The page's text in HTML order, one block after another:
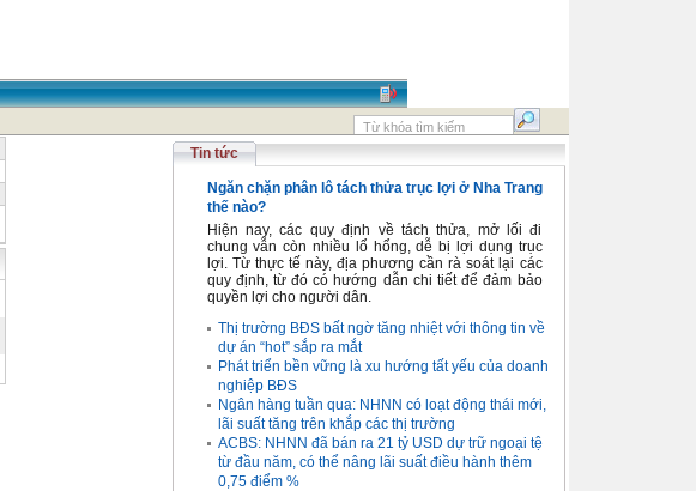
Tin tức
Ngăn chặn phân lô tách thửa trục lợi ở Nha Trang
thế nào?
Hiện nay, các quy định về tách thửa, mở lối đi
chung vẫn còn nhiều lổ hổng, dễ bị lợi dụng trục
lợi. Từ thực tế này, địa phương cần rà soát lại các
quy định, từ đó có hướng dẫn chi tiết để đảm bảo
quyền lợi cho người dân.
Thị trường BĐS bất ngờ tăng nhiệt với thông tin về
dự án “hot” sắp ra mắt
Phát triển bền vững là xu hướng tất yếu của doanh
nghiệp BĐS
Ngân hàng tuần qua: NHNN có loạt động thái mới,
lãi suất tăng trên khắp các thị trường
ACBS: NHNN đã bán ra 21 tỷ USD dự trữ ngoại tệ
từ đầu năm, có thể nâng lãi suất điều hành thêm
0,75 điểm %